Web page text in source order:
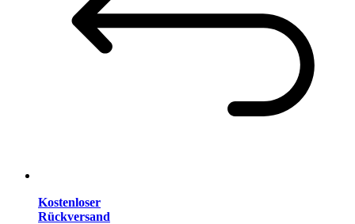
Kostenloser
Rückversand